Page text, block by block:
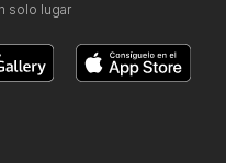
solo lugar